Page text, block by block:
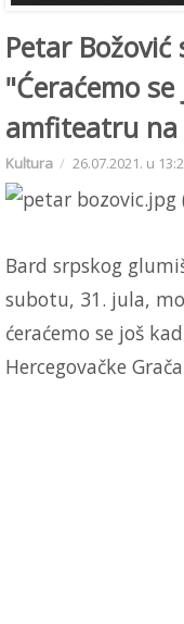
Petar
"Ćeraćemo
amfiteatru na
Kultura 26.07.2021. u
Bard srpskog
subotu, 31. jula,
ćeraćemo se još
Hercegovačke